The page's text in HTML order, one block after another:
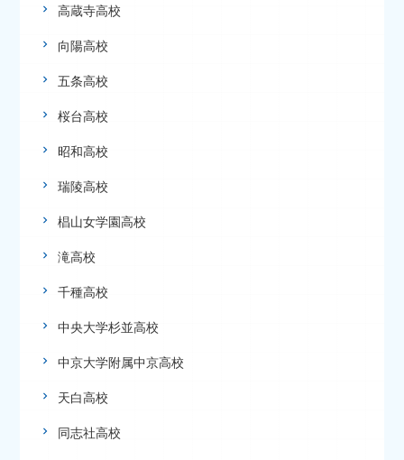
高蔵寺高校
向陽高校
五条高校
桜台高校
昭和高校
瑞陵高校
椙山女学園高校
滝高校
千種高校
中央大学杉並高校
中京大学附属中京高校
天白高校
同志社高校